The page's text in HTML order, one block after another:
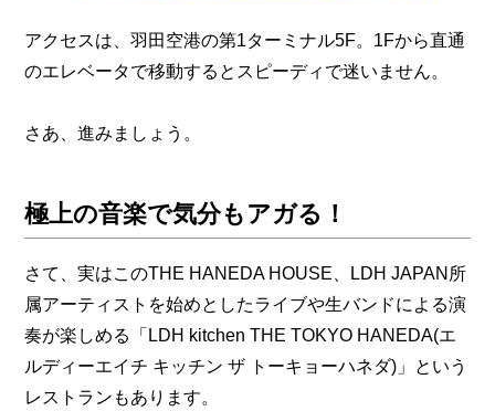
アクセスは、羽田空港の第1ターミナル5F。1Fから直通
のエレベータで移動するとスピーディで迷いません。
さあ、進みましょう。
極上の音楽で気分もアガる！
さて、実はこのTHE HANEDA HOUSE、LDH JAPAN所
属アーティストを始めとしたライブや生バンドによる演
奏が楽しめる「LDH kitchen THE TOKYO HANEDA(エ
ルディーエイチ キッチン ザ トーキョーハネダ)」という
レストランもあります。